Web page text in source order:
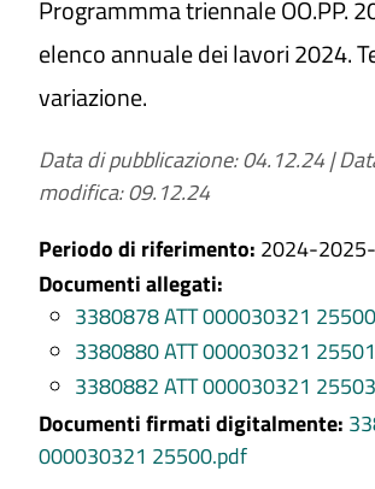
Programmma triennale OO.PP.
elenco annuale dei lavori 2024.
variazione.
Data di pubblicazione: 04.12.24|
modifica: 09.12.24
Periodo di riferimento: 2024-
Documenti allegati:
3380878 ATT 000030321 25500
3380880 ATT 000030321 25501
3380882 ATT 000030321 25503
Documenti firmati digitalmente:
000030321 25500.pdf